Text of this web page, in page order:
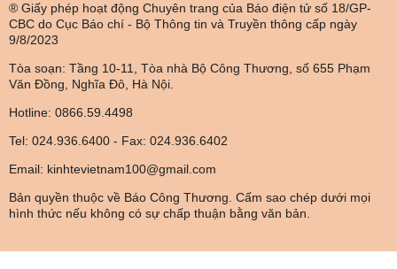
® Giấy phép hoạt động Chuyên trang của Báo điện tử số 18/GP-
CBC do Cục Báo chí - Bộ Thông tin và Truyền thông cấp ngày
9/8/2023
Tòa soạn: Tầng 10-11, Tòa nhà Bộ Công Thương, số 655 Phạm
Văn Đồng, Nghĩa Đô, Hà Nội.
Hotline: 0866.59.4498
Tel: 024.936.6400 - Fax: 024.936.6402
Email: kinhtevietnam100@gmail.com
Bản quyền thuộc về Báo Công Thương. Cấm sao chép dưới mọi
hình thức nếu không có sự chấp thuận bằng văn bản.